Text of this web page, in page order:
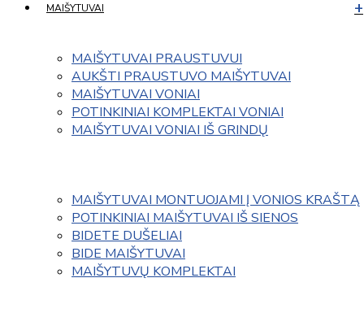
MAIŠYTUVAI
MAIŠYTUVAI PRAUSTUVUI
AUKŠTI PRAUSTUVO MAIŠYTUVAI
MAIŠYTUVAI VONIAI
POTINKINIAI KOMPLEKTAI VONIAI
MAIŠYTUVAI VONIAI IŠ GRINDŲ
MAIŠYTUVAI MONTUOJAMI Į VONIOS KRAŠTĄ
POTINKINIAI MAIŠYTUVAI IŠ SIENOS
BIDETE DUŠELIAI
BIDE MAIŠYTUVAI
MAIŠYTUVŲ KOMPLEKTAI